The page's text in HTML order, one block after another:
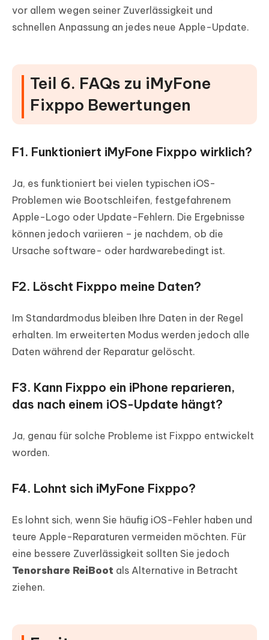
vor allem wegen seiner Zuverlässigkeit und
schnellen Anpassung an jedes neue Apple-Update.
Teil 6. FAQs zu iMyFone
Fixppo Bewertungen
F1. Funktioniert iMyFone Fixppo wirklich?
Ja, es funktioniert bei vielen typischen iOS-
Problemen wie Bootschleifen, festgefahrenem
Apple-Logo oder Update-Fehlern. Die Ergebnisse
können jedoch variieren – je nachdem, ob die
Ursache software- oder hardwarebedingt ist.
F2. Löscht Fixppo meine Daten?
Im Standardmodus bleiben Ihre Daten in der Regel
erhalten. Im erweiterten Modus werden jedoch alle
Daten während der Reparatur gelöscht.
F3. Kann Fixppo ein iPhone reparieren,
das nach einem iOS-Update hängt?
Ja, genau für solche Probleme ist Fixppo entwickelt
worden.
F4. Lohnt sich iMyFone Fixppo?
Es lohnt sich, wenn Sie häufig iOS-Fehler haben und
teure Apple-Reparaturen vermeiden möchten. Für
eine bessere Zuverlässigkeit sollten Sie jedoch
Tenorshare ReiBoot als Alternative in Betracht
ziehen.